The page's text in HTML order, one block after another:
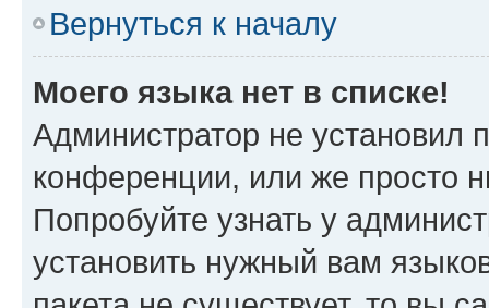
Вернуться к началу
Моего языка нет в списке!
Администратор не установил
конференции, или же просто
Попробуйте узнать у
установить нужный вам